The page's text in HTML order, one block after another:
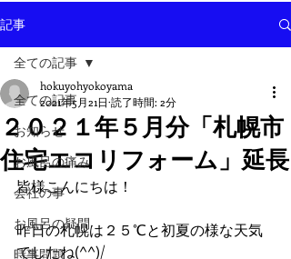
記事
全ての記事
お知らせ
お風呂の痛み
会社の事
お風呂の疑問
時事問題
全ての記事
２０２１年５月分「札幌市
住宅エコリフォーム」延長
hokuyohyokoyama
2021年5月21日 読了時間: 2分
皆様こんにちは！
昨日の札幌は２５℃と初夏の様な天気
でしたね(^^)/